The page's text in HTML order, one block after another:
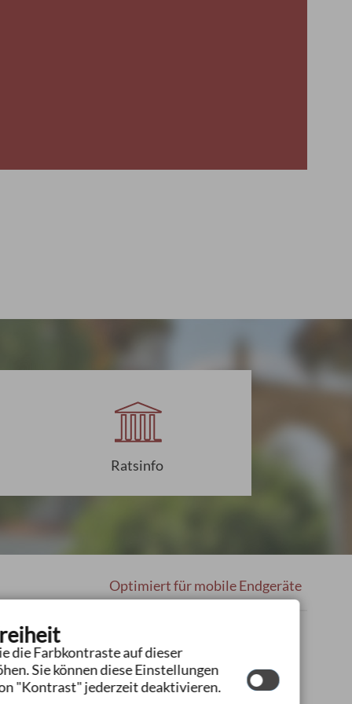
Ratsinfo
Optimiert für mobile Endgeräte
die Farbkontraste auf dieser
Sie können diese Einstellungen
"Kontrast" jederzeit deaktivieren.